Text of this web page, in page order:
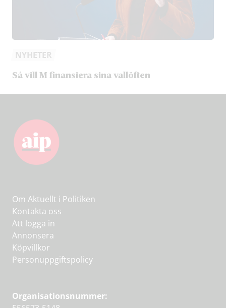
NYHETER
Så vill M finansiera sina vallöften
Om Aktuellt i Politiken
Kontakta oss
Att logga in
Annonsera
Köpvillkor
Personuppgiftspolicy
Organisationsnummer: